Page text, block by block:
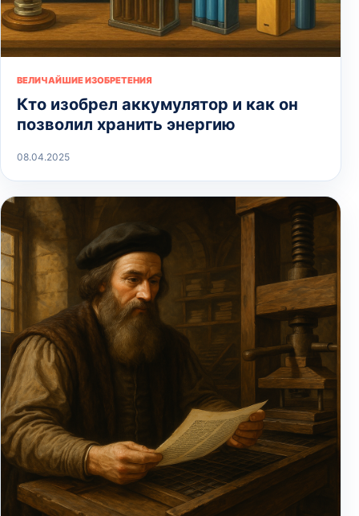
ВЕЛИЧАЙШИЕ ИЗОБРЕТЕНИЯ
Кто изобрел аккумулятор и как он
позволил хранить энергию
08.04.2025